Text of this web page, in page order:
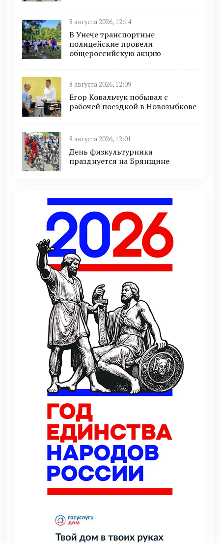
8 августа 2026, 12:14
В Унече транспортные
полицейские провели
общероссийскую акцию
8 августа 2026, 12:09
Егор Ковальчук побывал с
рабочей поездкой в Новозыбкове
8 августа 2026, 12:01
День физкультурника
празднуется на Брянщине